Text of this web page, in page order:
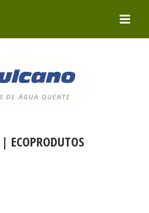
ECOPRODUTOS